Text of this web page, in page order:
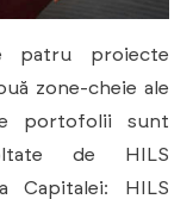
patru proiecte
zone-cheie ale
portofolii sunt
de HILS
Capitalei: HILS